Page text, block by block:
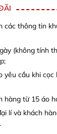
các thông tin
(không tính
yêu cầu khi cọc
hàng từ 15 áo
lí và khách